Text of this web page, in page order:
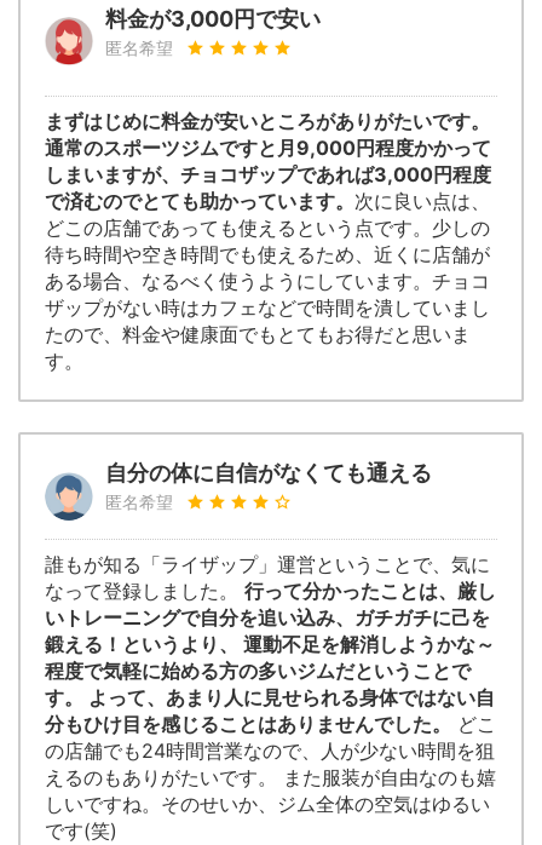
料金が3,000円で安い
匿名希望
まずはじめに料金が安いところがありがたいです。
通常のスポーツジムですと月9,000円程度かかって
しまいますが、チョコザップであれば3,000円程度
で済むのでとても助かっています。 次に良い点は、
どこの店舗であっても使えるという点です。少しの
待ち時間や空き時間でも使えるため、近くに店舗が
ある場合、なるべく使うようにしています。チョコ
ザップがない時はカフェなどで時間を潰していまし
たので、料金や健康面でもとてもお得だと思いま
す。
自分の体に自信がなくても通える
匿名希望
誰もが知る「ライザップ」運営ということで、気に
なって登録しました。 行って分かったことは、厳し
いトレーニングで自分を追い込み、ガチガチに己を
鍛える！というより、 運動不足を解消しようかな～
程度で気軽に始める方の多いジムだということで
す。 よって、あまり人に見せられる身体ではない自
分もひけ目を感じることはありませんでした。
どこ
の店舗でも24時間営業なので、人が少ない時間を狙
えるのもありがたいです。 また服装が自由なのも嬉
しいですね。そのせいか、ジム全体の空気はゆるい
です(笑)